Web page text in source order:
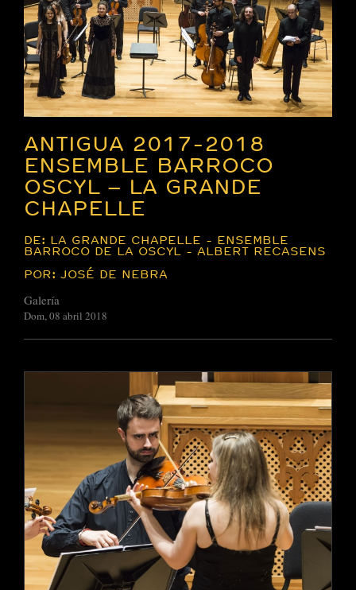
ANTIGUA 2017-2018
ENSEMBLE BARROCO
OSCYL – LA GRANDE
CHAPELLE
DE: LA GRANDE CHAPELLE - ENSEMBLE
BARROCO DE LA OSCYL - ALBERT RECASENS
POR: JOSÉ DE NEBRA
Galería
Dom, 08 abril 2018